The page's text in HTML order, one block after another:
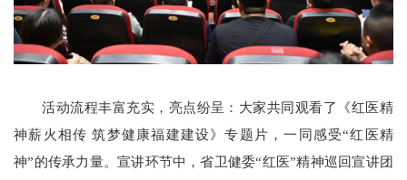
活动流程丰富充实，亮点纷呈：大家共同观看了《红医精
神薪火相传 筑梦健康福建建设》专题片，一同感受“红医精
神”的传承力量。宣讲环节中，省卫健委“红医”精神巡回宣讲团